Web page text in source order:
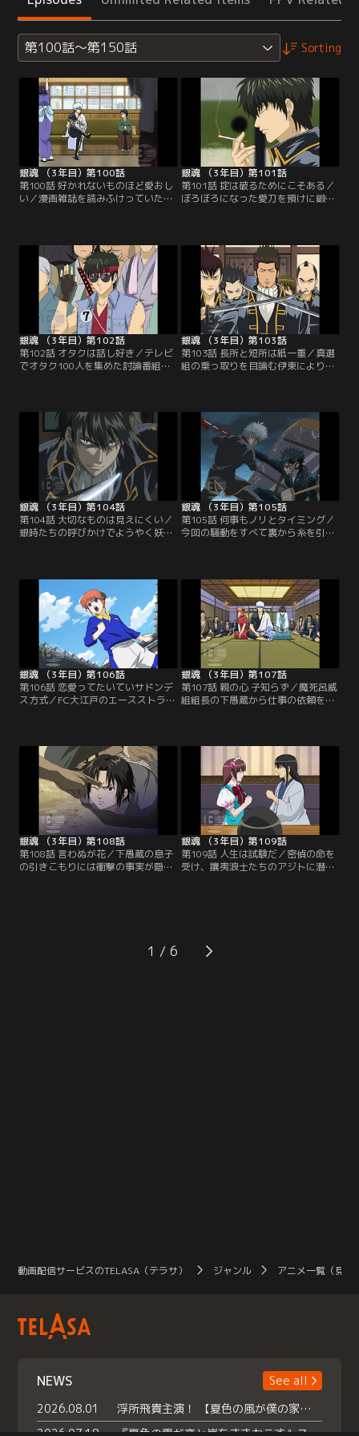
第100話～第150話 Sorting
銀魂 （3年目）第100話
第100話 好かれないものほど愛おし
い／漫画雑誌を読みふけっていた銀
した小西は、担当編集者としての怒
りと仕事の愚痴を爆発させる。それ
を聞いた銀時は「ギンタマン」を面
白い漫画にするため、自ら担当編集
者となって漫画家に会いに行くこと
に…。【提供：バンダイチャンネ
銀魂 （3年目）第101話
第101話 掟は破るためにこそある／
ぼろぼろになった愛刀を預けに鍛冶
向かう道中に浪士の集団にからま
れ、早速新しい刀で試し斬りをしよ
うとする土方。しかし刀を手にした
途端、土方は妖刀の呪いでなぜか恐
ろしいほどに軟弱化してしまい…。
【提供：バンダイチャンネル】
銀魂 （3年目）第102話
第102話 オタクは話し好き／テレビ
でオタク100人を集めた討論番組が
せる一人の男がいた。その男は、妖
刀の呪いでオタクと化し、真選組を
追われた土方だった。真選組内では
伊東の権力が急激に拡大し、隊士た
ちに不穏な空気が流れ始めてい
た…。【提供：バンダイチャンネ
銀魂 （3年目）第103話
第103話 長所と短所は紙一重／真選
組の乗っ取りを目論む伊東により、
て近藤暗殺を実行に移そうとする伊
東。敵に囲まれた列車内で沖田は近
藤を守るためにある決断をする。そ
こに銀時たちが助太刀にやってくる
が、土方はいまだに呪われたままだ
った！【提供：バンダイチャンネ
銀魂 （3年目）第104話
第104話 大切なものは見えにくい／
銀時たちの呼びかけでようやく妖刀
一方で、銀時は鬼兵隊の河上万斉と
対峙していた。激しく刀を交えなが
ら、今回の騒動は真選組を壊滅させ
るために仕組まれたものだったと話
す万斉。裏で糸を引いているのはや
はり…！？【提供：バンダイチャン
ネル】
銀魂 （3年目）第105話
第105話 何事もノリとタイミング／
今回の騒動をすべて裏から糸を引い
ていた人物が明らかに！ 自分は踊ら
重傷を負いながらもようやく自分を
見つめ直す伊東。なおも襲い掛かる
浪士たちと真選組隊士の激しい戦い
が続く中、銀時と河上万斉の死闘も
決着を迎えようとしていた…！【提
供：バンダイチャンネル】
銀魂 （3年目）第106話
第106話 恋愛ってたいていサドンデ
ス方式／FC大江戸のエースストライ
が、チームのメンバーに間違えて危
険なドリンクを飲ませてしまったた
め、責任を取って急遽メンバーを集
めることになる。そして銀時はいつ
ものメンツを連れて試合に出場する
ことに…！【提供：バンダイチャン
ネル】
銀魂 （3年目）第107話
第107話 親の心 子知らず／魔死呂威
組組長の下愚蔵から仕事の依頼を受
説得を試みる銀時たちだったが、鬱
蔵には全く効果がない。打つ手がな
くなり、組員たちからのプレッシャ
ーで絶体絶命の銀時たちの前に組の
若頭、中村京次郎が現れて…。【提
供：バンダイチャンネル】
銀魂 （3年目）第108話
第108話 言わぬが花／下愚蔵の息子
の引きこもりには衝撃の事実が隠さ
た。組の幹部たちが集まり、跡目と
して中村が正式に認められようとす
銀魂 （3年目）第109話
第109話 人生は試験だ／密偵の命を
受け、攘夷浪士たちのアジトに潜入
を試みる山崎。彼に与えられた任務
が、攘夷浪士になるためには桂直々
の面接や、さらには筆記の採用試験
1
動画配信サービスのTELASA（テラサ） ジャンル アニメ一覧（見放
NEWS
See all
2026.08.01
浮所飛貴主演！ 【夏色の風が僕の家にやってきた】 本日よりテラサで独占配信スタート！